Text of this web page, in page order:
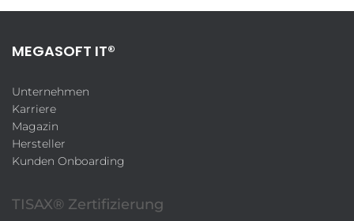
MEGASOFT IT®
Unternehmen
Karriere
Magazin
Hersteller
Kunden Onboarding
TISAX® Zertifizierung